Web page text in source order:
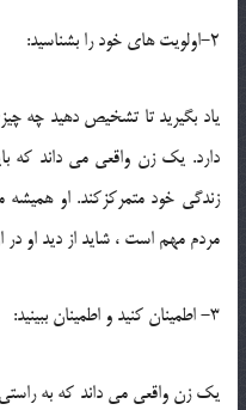
2-اولويت هاي خود را بشناسيد:
ياد بگيريد تا تشخيص دهيد چه
دارد. يك زن واقعي مي داند كه
زندگي خود متمركزكند. او هميشه
مردم مهم است ، شايد از ديد او
3- اطمينان كنيد و اطمينان ببينيد:
يك زن واقعي مي داند كه به